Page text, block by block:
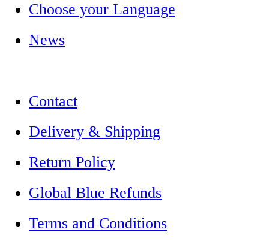
Choose your Language
News
Contact
Delivery & Shipping
Return Policy
Global Blue Refunds
Terms and Conditions